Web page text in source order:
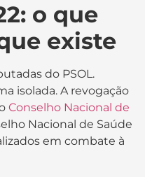
o que
existe
do PSOL.
isolada. A revogação
Conselho Nacional de
Nacional de Saúde
em combate à